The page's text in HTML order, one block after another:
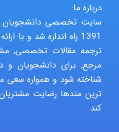
درباره ما:
سایت تخصصی دانشجویان
1391 راه اندازه شد و
ترجمه مقالات تخصصی,
مرجع, برای دانشجویان و
شناخته شود و همواره سعی
ترین متدها رضایت
کند.